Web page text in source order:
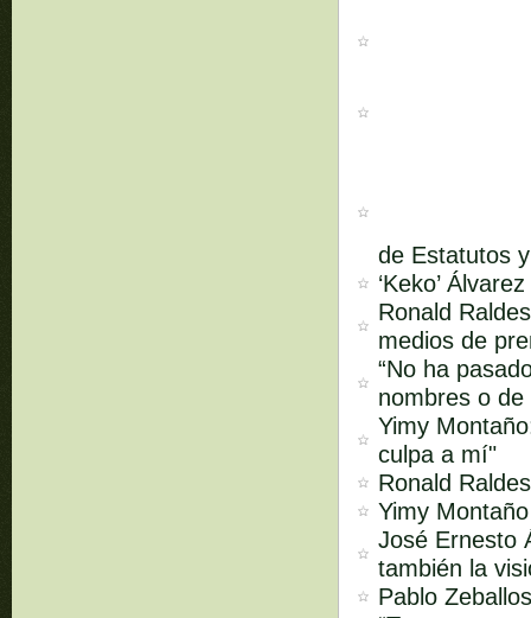
de Estatutos
‘Keko’
Ronald
medios de
“No ha
nombres o de
Yimy
culpa a mí"
Ronald
Yimy
José Ernesto
también la
Pablo